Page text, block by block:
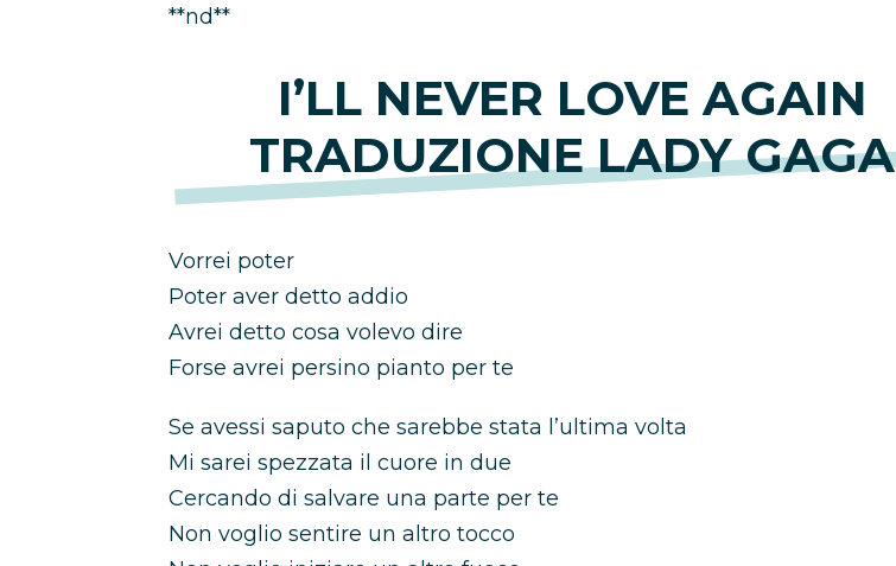
**nd**
I’LL NEVER LOVE AGAIN
TRADUZIONE LADY GAGA
Vorrei poter
Poter aver detto addio
Avrei detto cosa volevo dire
Forse avrei persino pianto per te
Se avessi saputo che sarebbe stata l’ultima volta
Mi sarei spezzata il cuore in due
Cercando di salvare una parte per te
Non voglio sentire un altro tocco